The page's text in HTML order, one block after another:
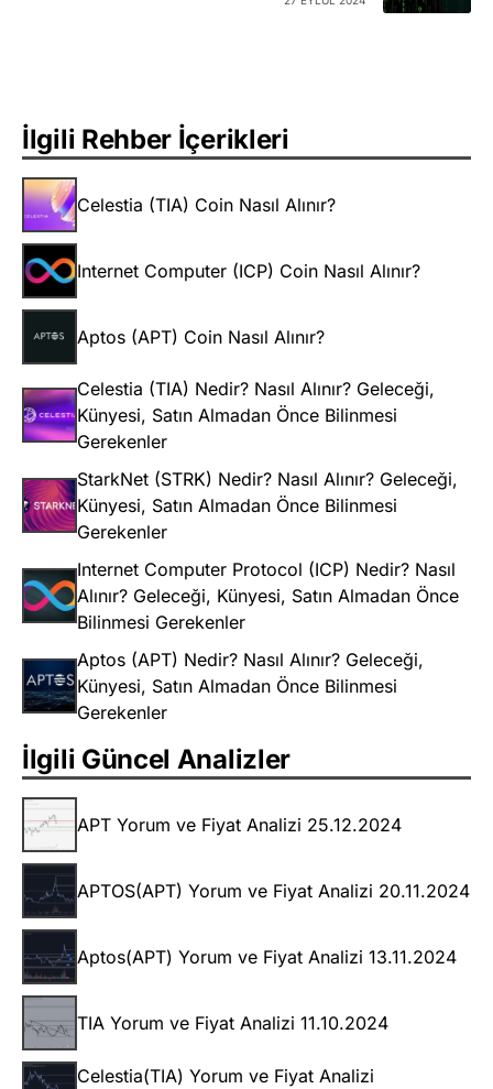
İlgili Rehber İçerikleri
Celestia (TIA) Coin Nasıl Alınır?
Internet Computer (ICP) Coin Nasıl Alınır?
Aptos (APT) Coin Nasıl Alınır?
Celestia (TIA) Nedir? Nasıl Alınır? Geleceği,
Künyesi, Satın Almadan Önce Bilinmesi
Gerekenler
StarkNet (STRK) Nedir? Nasıl Alınır? Geleceği,
Künyesi, Satın Almadan Önce Bilinmesi
Gerekenler
Internet Computer Protocol (ICP) Nedir? Nasıl
Alınır? Geleceği, Künyesi, Satın Almadan Önce
Bilinmesi Gerekenler
Aptos (APT) Nedir? Nasıl Alınır? Geleceği,
Künyesi, Satın Almadan Önce Bilinmesi
Gerekenler
İlgili Güncel Analizler
APT Yorum ve Fiyat Analizi 25.12.2024
APTOS(APT) Yorum ve Fiyat Analizi 20.11.2024
Aptos(APT) Yorum ve Fiyat Analizi 13.11.2024
TIA Yorum ve Fiyat Analizi 11.10.2024
Celestia(TIA) Yorum ve Fiyat Analizi